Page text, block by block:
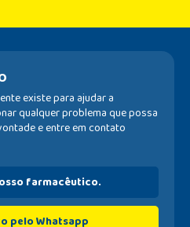
existe para ajudar a
qualquer problema que possa
e entre em contato
farmacêutico.
pelo Whatsapp